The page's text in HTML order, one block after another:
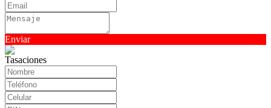
Enviar
Tasaciones